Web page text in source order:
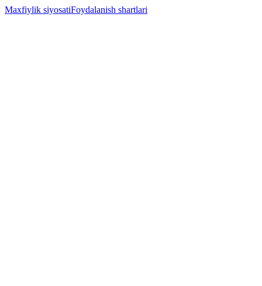
Maxfiylik siyosatiFoydalanish shartlari